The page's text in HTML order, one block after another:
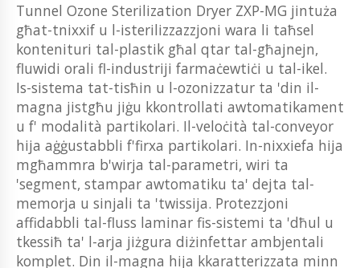
Tunnel Ozone Sterilization Dryer ZXP-MG jintuża
għat-tnixxif u l-isterilizzazzjoni wara li taħsel
kontenituri tal-plastik għal qtar tal-għajnejn,
fluwidi orali fl-industriji farmaċewtiċi u tal-ikel.
Is-sistema tat-tisħin u l-ozonizzatur ta 'din il-
magna jistgħu jiġu kkontrollati awtomatikament
u f' modalità partikolari. Il-veloċità tal-conveyor
hija aġġustabbli f'firxa partikolari. In-nixxiefa hija
mgħammra b'wirja tal-parametri, wiri ta
'segment, stampar awtomatiku ta' dejta tal-
memorja u sinjali ta 'twissija. Protezzjoni
affidabbli tal-fluss laminar fis-sistemi ta 'dħul u
tkessiħ ta' l-arja jiżgura diżinfettar ambjentali
komplet. Din il-magna hija kkaratterizzata minn